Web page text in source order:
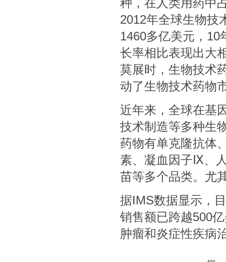
种，在人类用药中
2012年全球生物技
1460多亿美元，10
长率相比表现出大
莫展时，生物技术
动了生物技术药物
近年来，全球在基
技术制造等多种生
药物有单克隆抗体
素、凝血因子Ⅸ、
苗等多个品类。尤
据IMS数据显示，
销售额已跨越500
肿瘤和炎症性疾病